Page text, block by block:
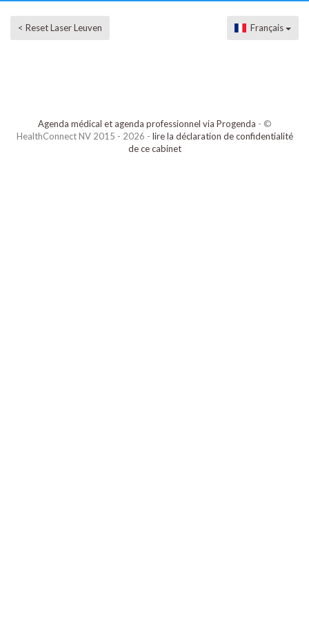
< Reset Laser Leuven Français
Agenda médical et agenda professionnel via Progenda - ©
HealthConnect NV 2015 - 2026 - lire la déclaration de confidentialité
de ce cabinet